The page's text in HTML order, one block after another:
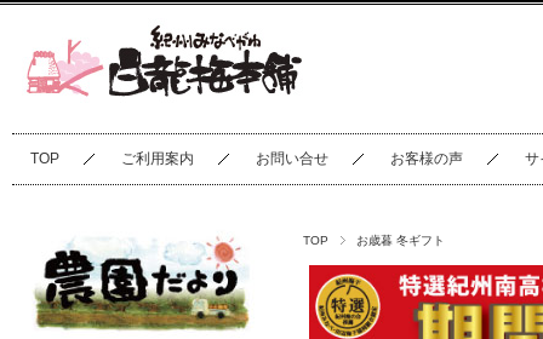
TOP ご利用案内 お問い合せ お客様の声 サ
TOP お歳暮 冬ギフト